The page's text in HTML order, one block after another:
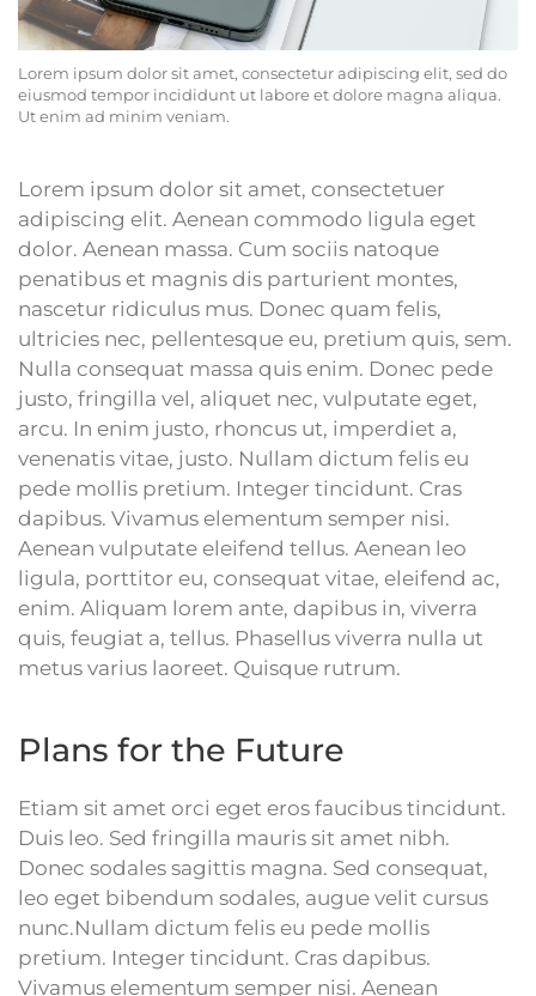
Lorem ipsum dolor sit amet, consectetur adipiscing elit, sed do
eiusmod tempor incididunt ut labore et dolore magna aliqua.
Ut enim ad minim veniam.
Lorem ipsum dolor sit amet, consectetuer
adipiscing elit. Aenean commodo ligula eget
dolor. Aenean massa. Cum sociis natoque
penatibus et magnis dis parturient montes,
nascetur ridiculus mus. Donec quam felis,
ultricies nec, pellentesque eu, pretium quis, sem.
Nulla consequat massa quis enim. Donec pede
justo, fringilla vel, aliquet nec, vulputate eget,
arcu. In enim justo, rhoncus ut, imperdiet a,
venenatis vitae, justo. Nullam dictum felis eu
pede mollis pretium. Integer tincidunt. Cras
dapibus. Vivamus elementum semper nisi.
Aenean vulputate eleifend tellus. Aenean leo
ligula, porttitor eu, consequat vitae, eleifend ac,
enim. Aliquam lorem ante, dapibus in, viverra
quis, feugiat a, tellus. Phasellus viverra nulla ut
metus varius laoreet. Quisque rutrum.
Plans for the Future
Etiam sit amet orci eget eros faucibus tincidunt.
Duis leo. Sed fringilla mauris sit amet nibh.
Donec sodales sagittis magna. Sed consequat,
leo eget bibendum sodales, augue velit cursus
nunc.Nullam dictum felis eu pede mollis
pretium. Integer tincidunt. Cras dapibus.
Vivamus elementum semper nisi. Aenean